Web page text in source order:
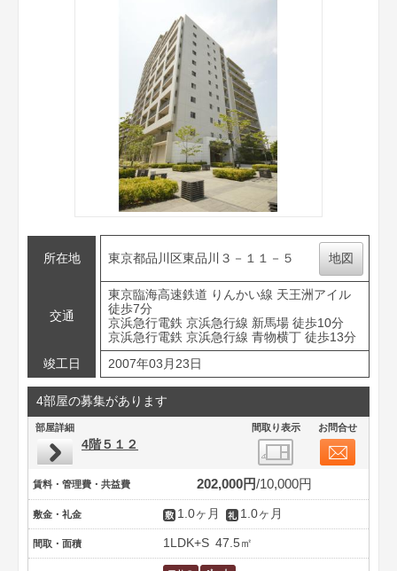
所在地 東京都品川区東品川３－１１－５ 地図
交通
東京臨海高速鉄道 りんかい線 天王洲アイル
徒歩7分
京浜急行電鉄 京浜急行線 新馬場 徒歩10分
京浜急行電鉄 京浜急行線 青物横丁 徒歩13分
竣工日
2007年03月23日
4部屋の募集があります
部屋詳細 間取り表示 お問合せ
4階５１２
賃料・管理費・共益費 202,000円 10,000円
敷金・礼金 1.0ヶ月 1.0ヶ月
間取・面積 1LDK+S 47.5㎡